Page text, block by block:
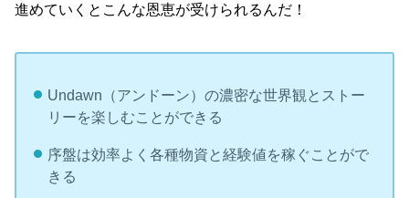
進めていくとこんな恩恵が受けられるんだ！
Undawn（アンドーン）の濃密な世界観とストー
リーを楽しむことができる
序盤は効率よく各種物資と経験値を稼ぐことがで
きる